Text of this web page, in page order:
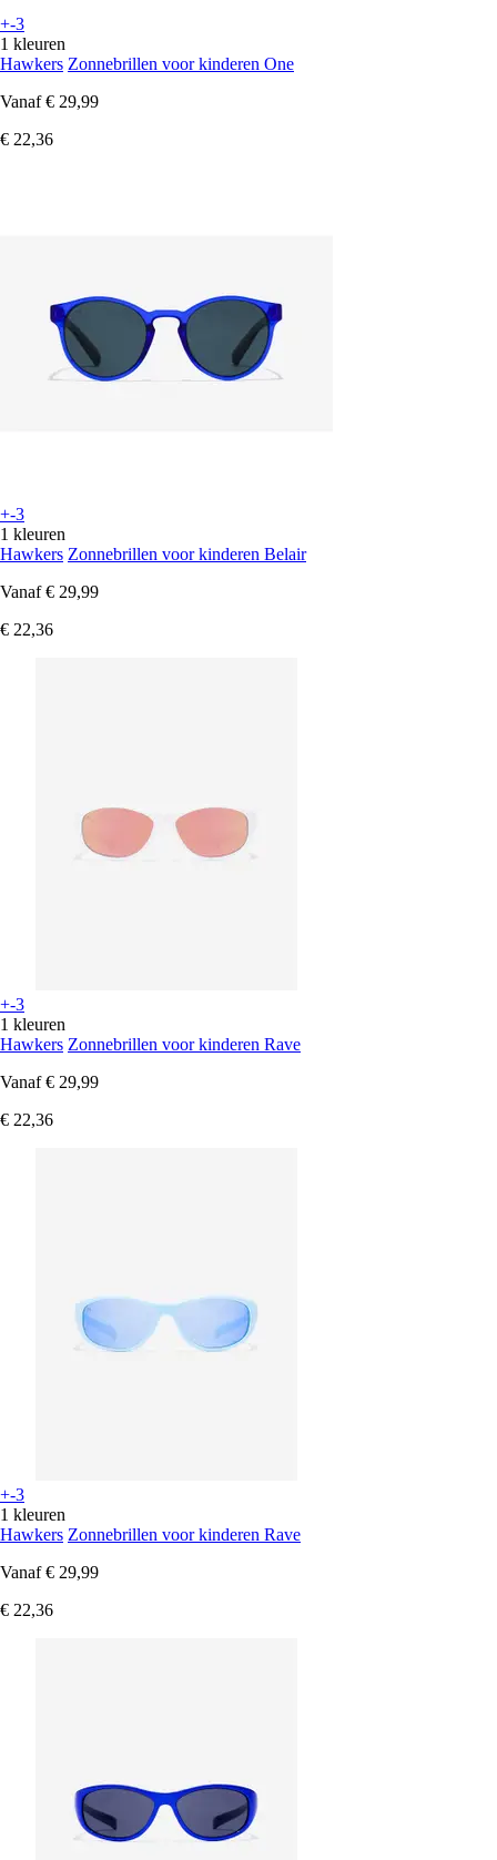
+-3
1 kleuren
Hawkers Zonnebrillen voor kinderen One
Vanaf € 29,99
€ 22,36
+-3
1 kleuren
Hawkers Zonnebrillen voor kinderen Belair
Vanaf € 29,99
€ 22,36
+-3
1 kleuren
Hawkers Zonnebrillen voor kinderen Rave
Vanaf € 29,99
€ 22,36
+-3
1 kleuren
Hawkers Zonnebrillen voor kinderen Rave
Vanaf € 29,99
€ 22,36